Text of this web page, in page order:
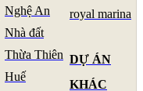
Nghệ An
Nhà đất
Thừa Thiên
Huế
royal marina
DỰ ÁN
KHÁC